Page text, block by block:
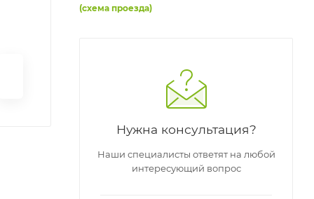
(схема проезда)
Нужна консультация?
Наши специалисты ответят на любой
интересующий вопрос